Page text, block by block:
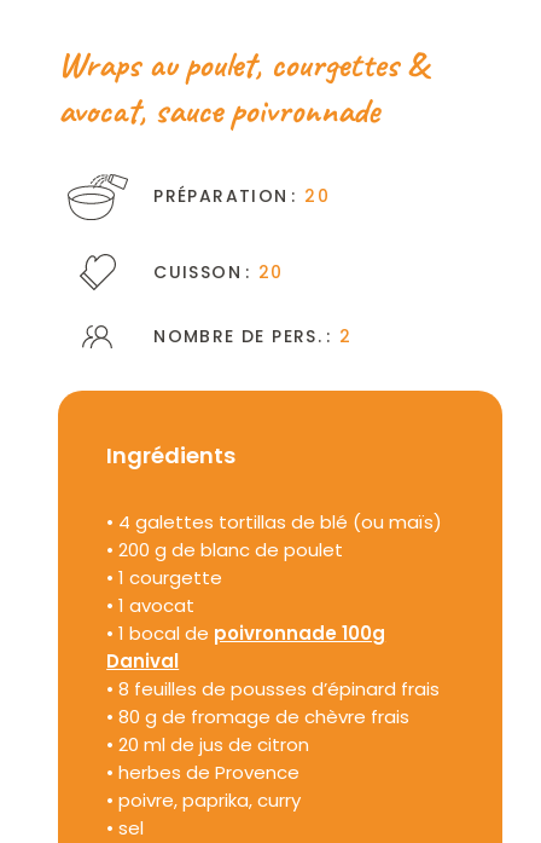
Wraps au poulet, courgettes &
avocat, sauce poivronnade
PRÉPARATION 20
CUISSON 20
NOMBRE DE PERS. 2
Ingrédients
• 4 galettes tortillas de blé (ou maïs)
• 200 g de blanc de poulet
• 1 courgette
• 1 avocat
• 1 bocal de poivronnade 100g
Danival
• 8 feuilles de pousses d’épinard frais
• 80 g de fromage de chèvre frais
• 20 ml de jus de citron
• herbes de Provence
• poivre, paprika, curry
• sel